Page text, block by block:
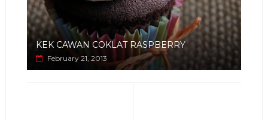
KEK CAWAN COKLAT RASPBERRY
February 21, 2013